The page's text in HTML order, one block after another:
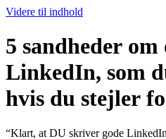
Videre til indhold
5 sandheder
LinkedIn, som
hvis du stejler
“Klart, at DU skriver gode